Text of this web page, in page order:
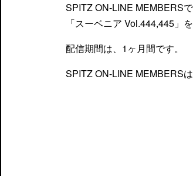
SPITZ ON-LINE MEMBERSで
「スーベニア Vol.444,445」
配信期間は、1ヶ月間です。
SPITZ ON-LINE MEMBERS